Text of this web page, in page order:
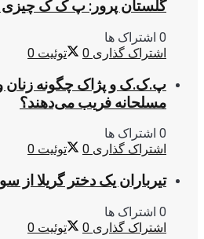
گلستان پرور: پ ک ک
0 اشتراک ها
اشتراک گذاری 0 توئیت 0
پ.ک.ک و پژاک چگونه زنان و
مسلحانه فریب می‌دهند؟
0 اشتراک ها
اشتراک گذاری 0 توئیت 0
تیرباران یک دختر گریلا
0 اشتراک ها
اشتراک گذاری 0 توئیت 0